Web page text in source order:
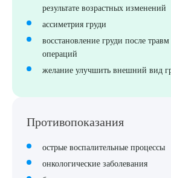
результате возрастных изменений
ассиметрия груди
восстановление груди после
операций
желание улучшить внешний вид
Противопоказания
острые воспалительные процессы
онкологические заболевания